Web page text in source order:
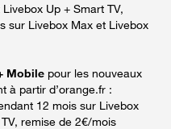
Up + Smart TV,
sur Livebox Max et Livebox
Mobile pour les nouveaux
à partir d’orange.fr :
12 mois sur Livebox
remise de 2€/mois